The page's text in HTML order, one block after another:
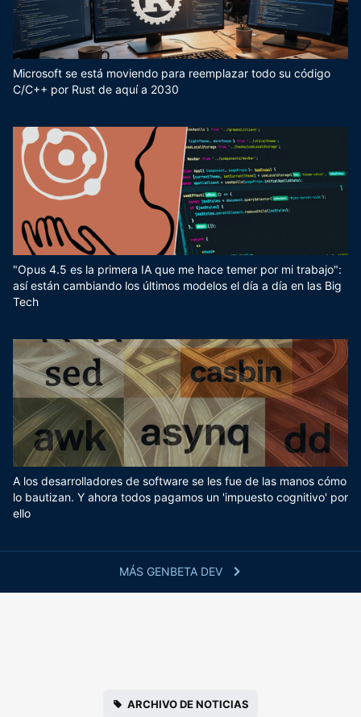
MÁS GENBETA DEV
Microsoft se está moviendo para reemplazar todo su código
C/C++ por Rust de aquí a 2030
"Opus 4.5 es la primera IA que me hace temer por mi trabajo":
así están cambiando los últimos modelos el día a día en las Big
Tech
A los desarrolladores de software se les fue de las manos cómo
lo bautizan. Y ahora todos pagamos un 'impuesto cognitivo' por
ello
ARCHIVO DE NOTICIAS